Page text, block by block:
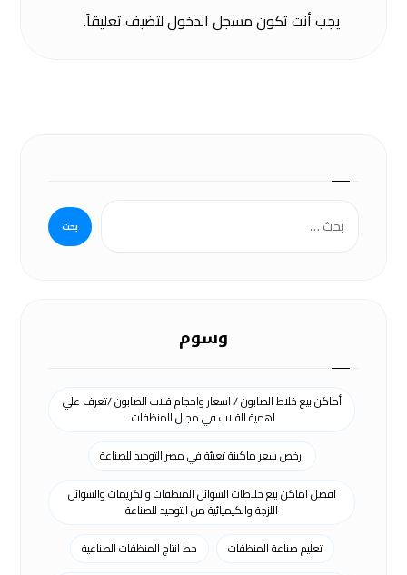
يجب أنت تكونمسجل الدخوللتضيف تعليقاً.
وسوم
أماكن بيع خلاط الصابون / اسعار واحجام قلاب الصابون /تعرف علي
اهمية القلاب في مجال المنظفات.
ارخص سعر ماكينة تعبئة في مصر التوحيد للصناعة
افضل اماكن بيع خلاطات السوائل المنظفات والكريمات والسوائل
اللزجة والكيميائية من التوحيد للصناعة
تعليم صناعة المنظفات
خط انتاج المنظفات الصناعية